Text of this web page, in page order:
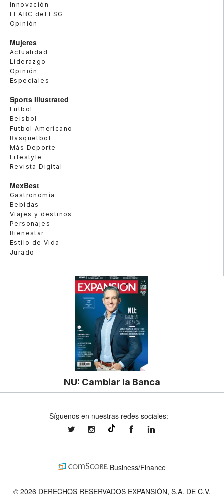
Innovación
El ABC del ESG
Opinión
Mujeres
Actualidad
Liderazgo
Opinión
Especiales
Sports Illustrated
Futbol
Beisbol
Futbol Americano
Basquetbol
Más Deporte
Lifestyle
Revista Digital
MexBest
Gastronomía
Bebidas
Viajes y destinos
Personajes
Bienestar
Estilo de Vida
Jurado
NU: Cambiar la Banca
Síguenos en nuestras redes sociales:
expansionmxexpansionmx ExpansionMex
Business/Finance
© 2026 DERECHOS RESERVADOS EXPANSIÓN, S.A. DE C.V.